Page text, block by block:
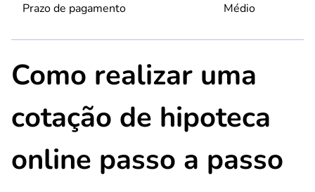
Prazo de pagamento Médio
Como realizar uma
cotação de hipoteca
online passo a passo